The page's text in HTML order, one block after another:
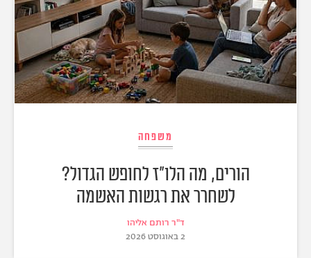
משפחה
הורים, מה הלו"ז לחופש הגדול?
לשחרר את רגשות האשמה
ד"ר רותם אליהו
2 באוגוסט 2026